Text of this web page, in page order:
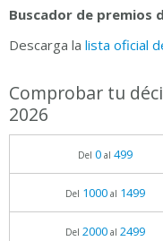
Buscador de premios
Descarga la lista oficial
Comprobar tu
2026
Del 0al 499
Del 1000al 1499
Del 2000al 2499